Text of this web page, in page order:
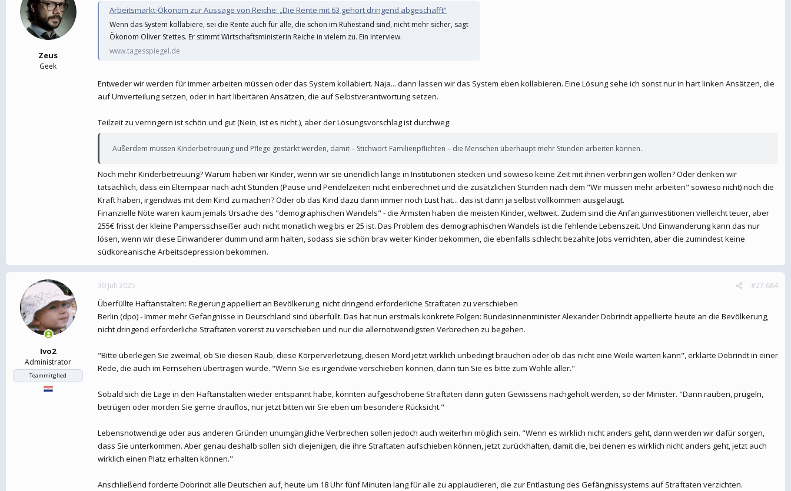
Zeus
Geek
Arbeitsmarkt-Ökonom zur Aussage von Reiche: „Die Rente mit 63 gehört dringend abgeschafft“
Wenn das System kollabiere, sei die Rente auch für alle, die schon im Ruhestand sind, nicht mehr sicher, sagt
Ökonom Oliver Stettes. Er stimmt Wirtschaftsministerin Reiche in vielem zu. Ein Interview.
www.tagesspiegel.de
Entweder wir werden für immer arbeiten müssen oder das System kollabiert. Naja... dann lassen wir das System eben kollabieren. Eine Lösung sehe ich sonst nur in hart linken Ansätzen, die
auf Umverteilung setzen, oder in hart libertären Ansätzen, die auf Selbstverantwortung setzen.
Teilzeit zu verringern ist schön und gut (Nein, ist es nicht.), aber der Lösungsvorschlag ist durchweg:
Außerdem müssen Kinderbetreuung und Pflege gestärkt werden, damit – Stichwort Familienpflichten – die Menschen überhaupt mehr Stunden arbeiten können.
Noch mehr Kinderbetreuung? Warum haben wir Kinder, wenn wir sie unendlich lange in Institutionen stecken und sowieso keine Zeit mit ihnen verbringen wollen? Oder denken wir
tatsächlich, dass ein Elternpaar nach acht Stunden (Pause und Pendelzeiten nicht einberechnet und die zusätzlichen Stunden nach dem "Wir müssen mehr arbeiten" sowieso nicht) noch die
Kraft haben, irgendwas mit dem Kind zu machen? Oder ob das Kind dazu dann immer noch Lust hat... das ist dann ja selbst vollkommen ausgelaugt.
Finanzielle Nöte waren kaum jemals Ursache des "demographischen Wandels" - die Ärmsten haben die meisten Kinder, weltweit. Zudem sind die Anfangsinvestitionen vielleicht teuer, aber
255€ frisst der kleine Pampersschseißer auch nicht monatlich weg bis er 25 ist. Das Problem des demographischen Wandels ist die fehlende Lebenszeit. Und Einwanderung kann das nur
lösen, wenn wir diese Einwanderer dumm und arm halten, sodass sie schön brav weiter Kinder bekommen, die ebenfalls schlecht bezahlte Jobs verrichten, aber die zumindest keine
südkoreanische Arbeitsdepression bekommen.
Ivo2
Administrator
Teammitglied
30 Juli 2025 #27.684
Überfüllte Haftanstalten: Regierung appelliert an Bevölkerung, nicht dringend erforderliche Straftaten zu verschieben
Berlin (dpo) - Immer mehr Gefängnisse in Deutschland sind überfüllt. Das hat nun erstmals konkrete Folgen: Bundesinnenminister Alexander Dobrindt appellierte heute an die Bevölkerung,
nicht dringend erforderliche Straftaten vorerst zu verschieben und nur die allernotwendigsten Verbrechen zu begehen.
"Bitte überlegen Sie zweimal, ob Sie diesen Raub, diese Körperverletzung, diesen Mord jetzt wirklich unbedingt brauchen oder ob das nicht eine Weile warten kann", erklärte Dobrindt in einer
Rede, die auch im Fernsehen übertragen wurde. "Wenn Sie es irgendwie verschieben können, dann tun Sie es bitte zum Wohle aller."
Sobald sich die Lage in den Haftanstalten wieder entspannt habe, könnten aufgeschobene Straftaten dann guten Gewissens nachgeholt werden, so der Minister. "Dann rauben, prügeln,
betrügen oder morden Sie gerne drauflos, nur jetzt bitten wir Sie eben um besondere Rücksicht."
Lebensnotwendige oder aus anderen Gründen unumgängliche Verbrechen sollen jedoch auch weiterhin möglich sein. "Wenn es wirklich nicht anders geht, dann werden wir dafür sorgen,
dass Sie unterkommen. Aber genau deshalb sollen sich diejenigen, die ihre Straftaten aufschieben können, jetzt zurückhalten, damit die, bei denen es wirklich nicht anders geht, jetzt auch
wirklich einen Platz erhalten können."
Anschließend forderte Dobrindt alle Deutschen auf, heute um 18 Uhr fünf Minuten lang für alle zu applaudieren, die zur Entlastung des Gefängnissystems auf Straftaten verzichten.